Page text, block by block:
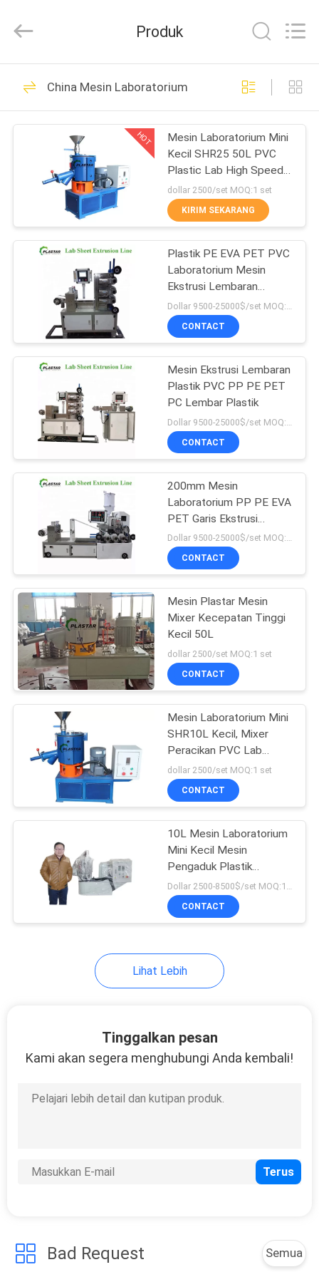
RUMAH
PRODUK
TENTANG
KAMI
TUR
PABRIK
KONTROL
KUALITAS
HUBUNGI
KAMI
PERMINTAAN
PENAWARAN
SITEMAP
PRIVACY
POLICY
Machinery
Rights
Mesin Extruder
Filamen Printer 3D
44
Mesin ekstrusi Profil
PVC
26
Mesin Ekstrusi Pipa
PVC
14
Mesin Daur Ulang
Plastik
5
Mesin Daur Ulang
Plastik Pelletizing
26
Mesin Penghancur
Plastik
8
Mesin Penghancur
Plastik
Mesin Pulverizer
Produk
China Mesin Laboratorium
HOT
Mesin Laboratorium Mini
Kecil SHR25 50L PVC
Plastic Lab High Speed ​​
Mixer
dollar 2500/set MOQ:1 set
KIRIM SEKARANG
Plastik PE EVA PET PVC
Laboratorium Mesin
Ekstrusi Lembaran
Plastik
CONTACT
Mesin Ekstrusi Lembaran
Plastik PVC PP PE PET
PC Lembar Plastik
CONTACT
200mm Mesin
Laboratorium PP PE EVA
PET Garis Ekstrusi
Lembaran Plastik
Dollar 9500-25000$/set MOQ:1 set
CONTACT
Mesin Plastar Mesin
Mixer Kecepatan Tinggi
Kecil 50L
dollar 2500/set MOQ:1 set
CONTACT
Mesin Laboratorium Mini
SHR10L Kecil, Mixer
Peracikan PVC Lab
Kecepatan Tinggi
dollar 2500/set MOQ:1 set
CONTACT
10L Mesin Laboratorium
Mini Kecil Mesin
Pengaduk Plastik
Berkecepatan Tinggi
CONTACT
Lihat Lebih
Tinggalkan pesan
Kami akan segera menghubungi Anda kembali!
Bad Request Semua